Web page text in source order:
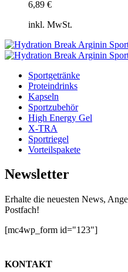
6,89 €
inkl. MwSt.
Zum
Warenkorb
Sportgetränke
Proteindrinks
Kapseln
Sportzubehör
High Energy Gel
X-TRA
Sportriegel
Vorteilspakete
Newsletter
Erhalte die neuesten News,
Postfach!
[mc4wp_form id="123"]
KONTAKT